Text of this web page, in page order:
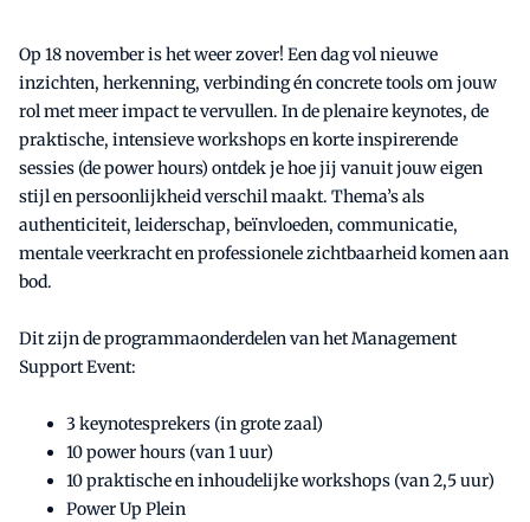
Op 18 november is het weer zover! Een dag vol nieuwe
inzichten, herkenning, verbinding én concrete tools om jouw
rol met meer impact te vervullen. In de plenaire keynotes, de
praktische, intensieve workshops en korte inspirerende
sessies (de power hours) ontdek je hoe jij vanuit jouw eigen
stijl en persoonlijkheid verschil maakt. Thema’s als
authenticiteit, leiderschap, beïnvloeden, communicatie,
mentale veerkracht en professionele zichtbaarheid komen aan
bod.
Dit zijn de programmaonderdelen van het Management
Support Event:
3 keynotesprekers (in grote zaal)
10 power hours (van 1 uur)
10 praktische en inhoudelijke workshops (van 2,5 uur)
Power Up Plein